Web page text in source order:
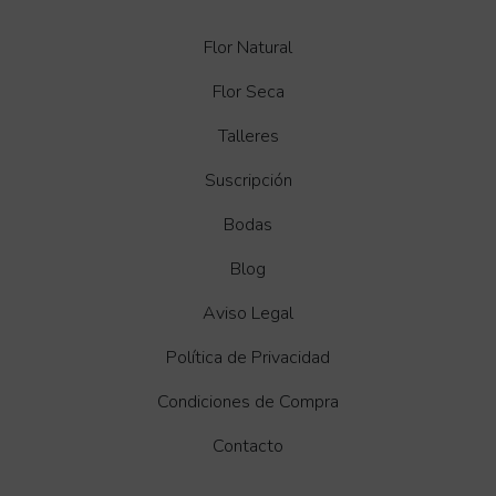
Flor Natural
Flor Seca
Talleres
Suscripción
Bodas
Blog
Aviso Legal
Política de Privacidad
Condiciones de Compra
Contacto